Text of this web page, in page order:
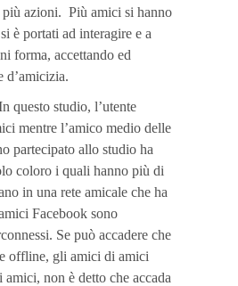
più azioni. Più amici si hanno
è portati ad interagire e a
forma, accettando ed
d’amicizia.
questo studio, l’utente
mentre l’amico medio delle
partecipato allo studio ha
coloro i quali hanno più di
in una rete amicale che ha
Facebook sono
Se può accadere che
offline, gli amici di amici
amici, non è detto che accada